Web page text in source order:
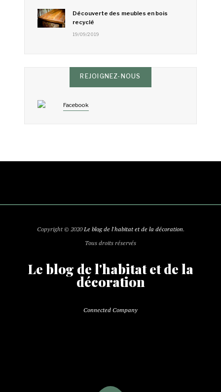
Découverte des meubles en bois
recyclé
19/09/2019
REJOIGNEZ-NOUS
Facebook
Copyright © 2020Le blog de l'habitat et de la décoration.
Tous droits réservés
Le blog de l'habitat et de la
décoration
Connected Company